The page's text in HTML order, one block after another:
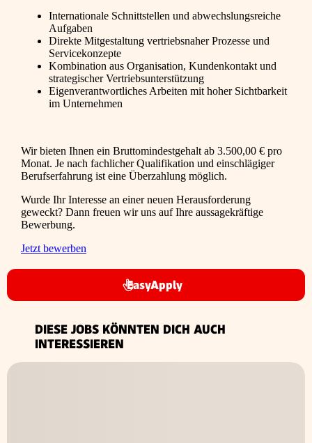
Internationale Schnittstellen und abwechslungsreiche
Aufgaben
Direkte Mitgestaltung vertriebsnaher Prozesse und
Servicekonzepte
Kombination aus Organisation, Kundenkontakt und
strategischer Vertriebsunterstützung
Eigenverantwortliches Arbeiten mit hoher Sichtbarkeit
im Unternehmen
Wir bieten Ihnen ein Bruttomindestgehalt ab 3.500,00 € pro
Monat. Je nach fachlicher Qualifikation und einschlägiger
Berufserfahrung ist eine Überzahlung möglich.
Wurde Ihr Interesse an einer neuen Herausforderung
geweckt? Dann freuen wir uns auf Ihre aussagekräftige
Bewerbung.
Jetzt bewerben
EasyApply
DIESE JOBS KÖNNTEN DICH AUCH
INTERESSIEREN